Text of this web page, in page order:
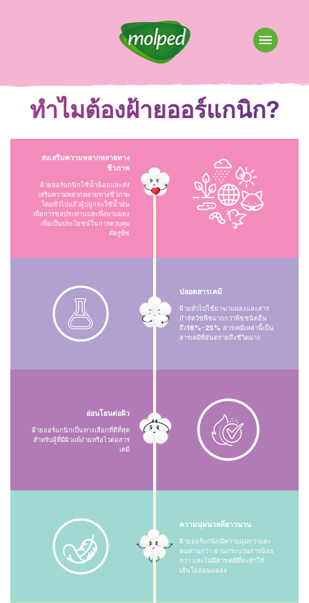
ทำไมต้องฝ้ายออร์แกนิก?
ส่งเสริมความหลากหลายทาง
ชีวภาพ
ฝ้ายออร์แกนิกใช้น้ำน้อยและส่ง
เสริมความหลากหลายทางชีวภาพ
โดยทั่วไปแล้วผู้ปลูกจะใช้น้ำฝน
เพื่อการชลประทานและพึ่งพาแมลง
เพื่อเป็นประโยชน์ในการควบคุม
ศัตรูพืช
ปลอดสารเคมี
ฝ้ายทั่วไปใช้ยาฆ่าแมลงและสาร
กำจัดวัชพืชมากกว่าพืชชนิดอื่น
ถึง16%-25% สารเคมีเหล่านี้เป็น
สารเคมีที่อันตรายถึงชีวิตมาก
อ่อนโยนต่อผิว
ฝ้ายออร์แกนิกเป็นทางเลือกที่ดีที่สุด
สำหรับผู้ที่มีผิวแพ้ง่ายหรือไวต่อสาร
เคมี
ความนุ่มนวลที่ยาวนาน
ฝ้ายออร์แกนิกมีความนุ่มกว่าและ
ทนทานกว่า ผ่านกระบวนการน้อย
กว่า และไม่มีสารเคมีที่จะทำให้
เส้นใยอ่อนแอลง